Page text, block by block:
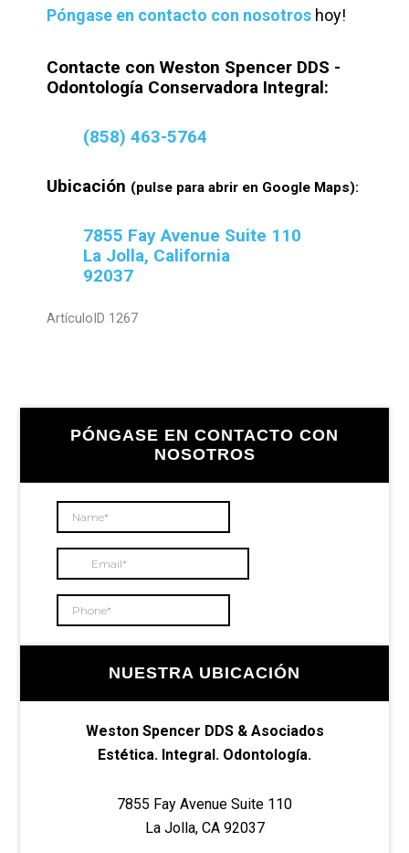
Póngase en contacto con nosotroshoy!
Contacte con Weston Spencer DDS -
Odontología Conservadora Integral:
(858) 463-5764
Ubicación (pulse para abrir en Google Maps):
7855 Fay Avenue Suite 110
La Jolla, California
92037
ArtículoID 1267
Barra
principal
PÓNGASE EN CONTACTO CON
NOSOTROS
NUESTRA UBICACIÓN
Weston Spencer DDS & Asociados
Estética. Integral. Odontología.
7855 Fay Avenue Suite 110
La Jolla, CA 92037